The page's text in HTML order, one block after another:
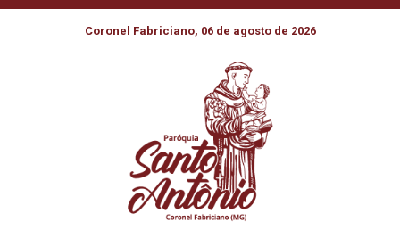
Coronel Fabriciano, 06 de agosto de 2026
PAPA: A SALVAÇÃO DAS
ALMAS DEVE ESTAR NO
CENTRO DOS PROCESSOS DE
NULIDADE MATRIMONIAL